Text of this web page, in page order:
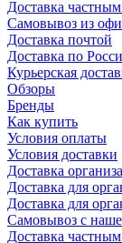
Доставка
Самовывоз из
Доставка почтой
Доставка по
Курьерская
Обзоры
Бренды
Как купить
Условия оплаты
Условия доставки
Доставка
Доставка для
Доставка для
Самовывоз с
Доставка